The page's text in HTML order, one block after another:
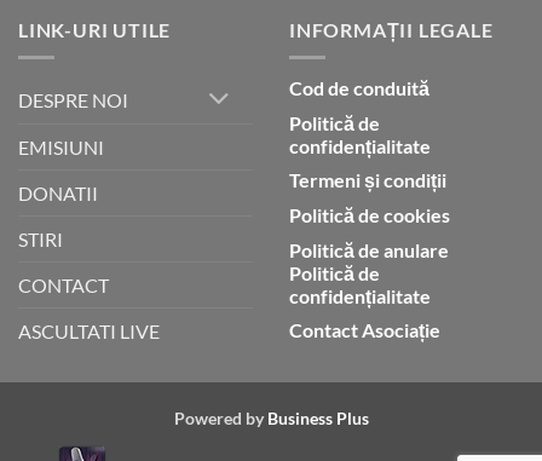
LINK-URI UTILE
DESPRE NOI
EMISIUNI
DONATII
STIRI
CONTACT
ASCULTATI LIVE
INFORMAȚII LEGALE
Cod de conduită
Politică de
confidențialitate
Termeni și condiții
Politică de cookies
Politică de anulare
Politică de
confidențialitate
Contact Asociație
Powered by Business Plus